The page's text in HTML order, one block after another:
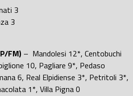
3
3
FM) – Mandolesi 12*, Centobuchi
10, Pagliare 9*, Pedaso
6, Real Elpidiense 3*, Petritoli 3*,
1*, Villa Pigna 0